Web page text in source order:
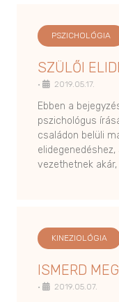
PSZICHOLÓGIA
SZÜLŐI
• 2019.05.17.
Ebben a
pszichológus
családon belüli
vezethetnek
KINEZIOLÓGIA
ISMERD
• 2019.05.07.